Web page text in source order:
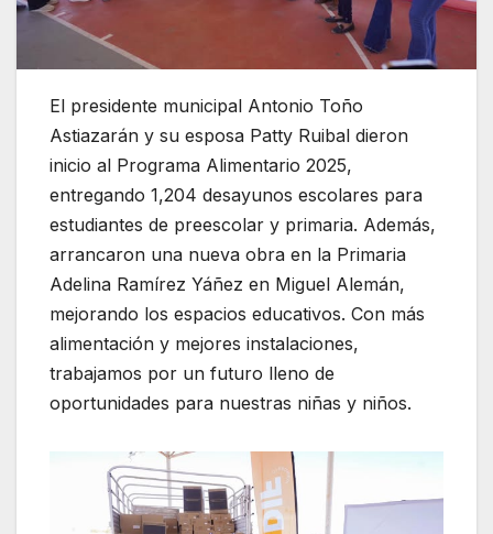
El presidente municipal Antonio Toño
Astiazarán y su esposa Patty Ruibal dieron
inicio al Programa Alimentario 2025,
entregando 1,204 desayunos escolares para
estudiantes de preescolar y primaria. Además,
arrancaron una nueva obra en la Primaria
Adelina Ramírez Yáñez en Miguel Alemán,
mejorando los espacios educativos. Con más
alimentación y mejores instalaciones,
trabajamos por un futuro lleno de
oportunidades para nuestras niñas y niños.